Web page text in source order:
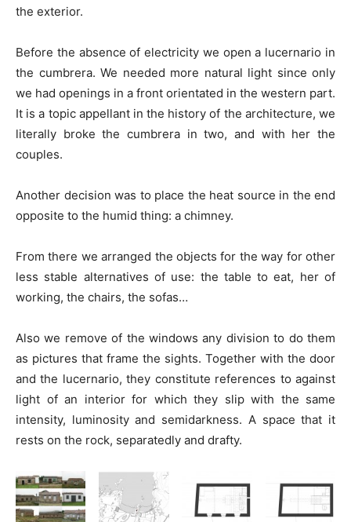
the exterior.
Before the absence of electricity we open a lucernario in
the cumbrera. We needed more natural light since only
we had openings in a front orientated in the western part.
It is a topic appellant in the history of the architecture, we
literally broke the cumbrera in two, and with her the
couples.
Another decision was to place the heat source in the end
opposite to the humid thing: a chimney.
From there we arranged the objects for the way for other
less stable alternatives of use: the table to eat, her of
working, the chairs, the sofas…
Also we remove of the windows any division to do them
as pictures that frame the sights. Together with the door
and the lucernario, they constitute references to against
light of an interior for which they slip with the same
intensity, luminosity and semidarkness. A space that it
rests on the rock, separatedly and drafty.